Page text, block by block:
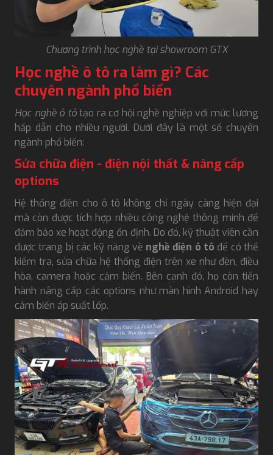
Chương trình học nghề tại showroom GTX
Học nghề ô tô ra làm gì? Các
chuyên ngành phổ biến
Học nghề ô tôtạo ra cơ hội nghề nghiệp với mức lương
hấp dẫn cho nhiều người. Dưới đây là một số chuyên
ngành phổ biến:
Sửa chữa điện - điện nội thất & nâng cấp
options
Hệ thống điện cho ô tô không chỉ ngày càng hiện đại
mà còn được tích hợp nhiều công nghệ thông minh để
đảm bảo xe hoạt động ổn định. Do đó, kỹ thuật viên cần
được trang bị các kỹ năng về nghề điện ô tô để có thể
kiểm tra, sửa chữa hệ thống điện trên xe như đèn, điều
hòa, camera hoặc cảm biến. Bên cạnh đó, họ còn tiến
hành nâng cấp các options như màn hình Android hay
cảm biến áp suất lốp.